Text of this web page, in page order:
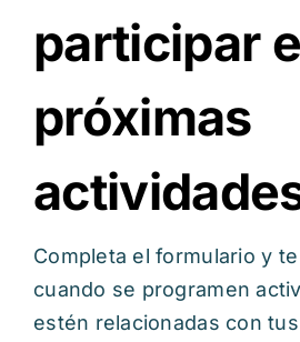
participar
próximas
Completa el formulario y
cuando se programen
estén relacionadas con